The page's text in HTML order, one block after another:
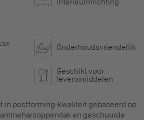
interieurinrichting
Onderhoudsvriendelijk
Geschikt voor
levensmiddelen
in postforming-kwaliteit gebaseerd op
en geschuurde